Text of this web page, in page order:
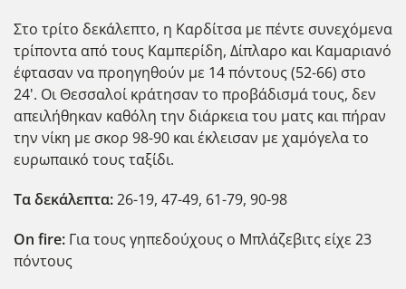
Στο τρίτο δεκάλεπτο, η Καρδίτσα με πέντε συνεχόμενα
τρίποντα από τους Καμπερίδη, Δίπλαρο και Καμαριανό
έφτασαν να προηγηθούν με 14 πόντους (52-66) στο
24'. Οι Θεσσαλοί κράτησαν το προβάδισμά τους, δεν
απειλήθηκαν καθόλη την διάρκεια του ματς και πήραν
την νίκη με σκορ 98-90 και έκλεισαν με χαμόγελα το
ευρωπαικό τους ταξίδι.
Τα δεκάλεπτα:26-19, 47-49, 61-79, 90-98
Οn fire: Για τους γηπεδούχους ο Μπλάζεβιτς είχε 23
πόντους